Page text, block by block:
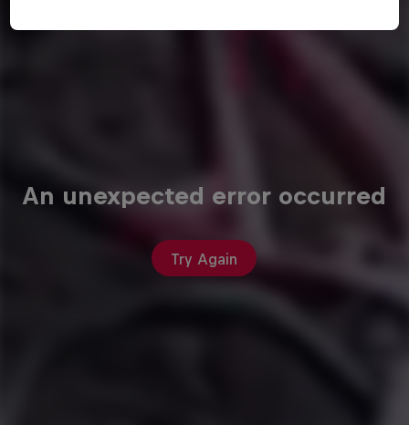
An unexpected error occurred
Try Again